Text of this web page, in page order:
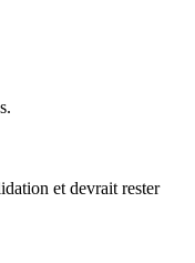
et devrait rester